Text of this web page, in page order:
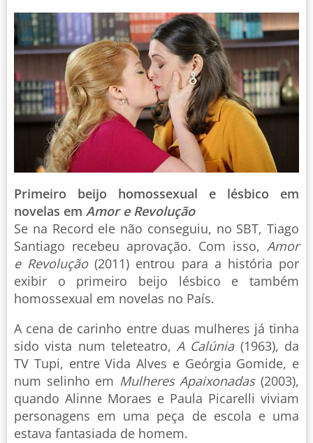
Primeiro beijo homossexual e lésbico em
novelas em Amor e Revolução
Se na Record ele não conseguiu, no SBT, Tiago
Santiago recebeu aprovação. Com isso, Amor
e Revolução(2011) entrou para a história por
exibir o primeiro beijo lésbico e também
homossexual em novelas no País.
A cena de carinho entre duas mulheres já tinha
sido vista num teleteatro, A Calúnia(1963), da
TV Tupi, entre Vida Alves e Geórgia Gomide, e
num selinho em Mulheres Apaixonadas(2003),
quando Alinne Moraes e Paula Picarelli viviam
personagens em uma peça de escola e uma
estava fantasiada de homem.